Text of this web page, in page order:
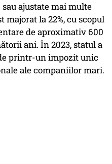
ajustate mai multe
la 22%, cu scopul
de aproximativ 600
ani. În 2023, statul a
printr-un impozit unic
ale companiilor mari.